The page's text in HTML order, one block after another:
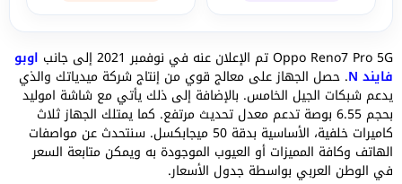
Oppo Reno7 Pro 5G تم الإعلان عنه في نوفمبر 2021 إلى جانب اوبو
فايند N . حصل الجهاز على معالج قوي من إنتاج شركة ميدياتك والذي
يدعم شبكات الجيل الخامس. بالإضافة إلى ذلك يأتي مع شاشة اموليد
بحجم 6.55 بوصة تدعم معدل تحديث مرتفع. كما يمتلك الجهاز ثلاث
كاميرات خلفية، الأساسية بدقة 50 ميجابكسل. سنتحدث عن مواصفات
الهاتف وكافة المميزات أو العيوب الموجودة به ويمكن متابعة السعر
في الوطن العربي بواسطة جدول الأسعار.